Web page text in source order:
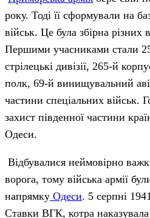
року. Тоді її сформували на
військ. Це була збірна різних
Першими учасниками стали
стрілецькі дивізії, 265-й
полк, 69-й винищувальний
частини спеціальних військ.
захист південної частини
Одеси.
Відбувалися неймовірно
ворога, тому війська армії
напрямку Одеси. 5 серпні
Ставки ВГК, котра